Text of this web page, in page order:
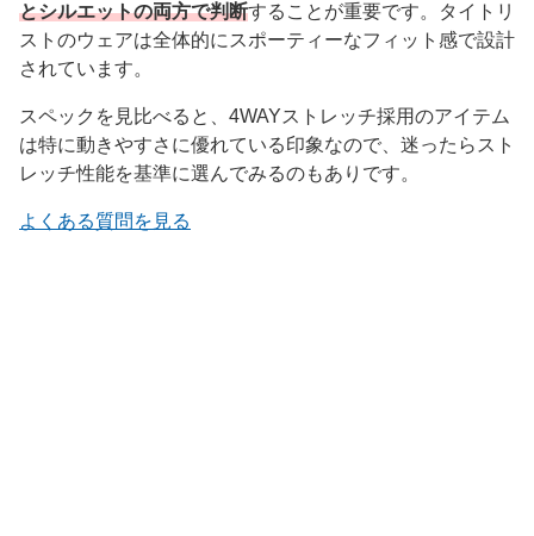
とシルエットの両方で判断することが重要です。タイトリ
ストのウェアは全体的にスポーティーなフィット感で設計
されています。
スペックを見比べると、4WAYストレッチ採用のアイテム
は特に動きやすさに優れている印象なので、迷ったらスト
レッチ性能を基準に選んでみるのもありです。
よくある質問を見る